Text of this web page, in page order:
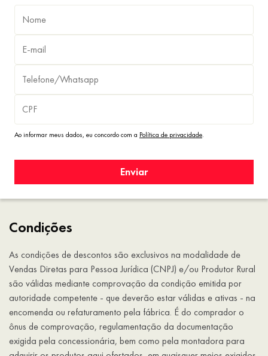
Condições
As condições de descontos são exclusivos na modalidade de
Vendas Diretas para Pessoa Jurídica (CNPJ) e/ou Produtor Rural
são válidas mediante comprovação da condição emitida por
autoridade competente - que deverão estar válidas e ativas - na
encomenda ou refaturamento pela fábrica. É do comprador o
ônus de comprovação, regulamentação da documentação
exigida pela concessionária, bem como pela montadora para
Ao informar meus dados, eu concordo com a Política de privacidade.
Enviar